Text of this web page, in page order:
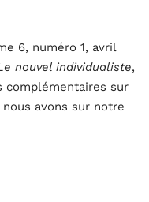
6, numéro 1, avril
nouvel individualiste,
complémentaires sur
avons sur notre